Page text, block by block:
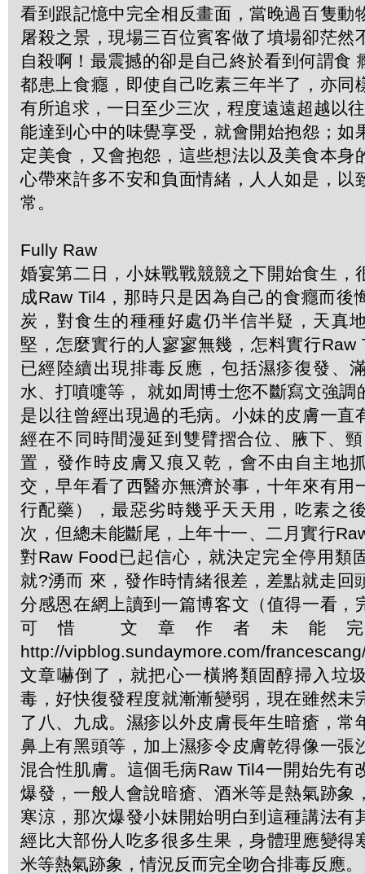
看到跟記憶中完全相反畫面，當晚過百隻動
屠殺之景，現場三百位賓客做了墳場卻茫然
自殺啊！最震撼的卻是自己終於看到何謂食
都患上食癮，即使自己吃素三年半了，亦同
有所追求，一日至少三次，程度遠遠超越以
能達到心中的味覺享受，就會開始抱怨；如
定美食，又會抱怨，這些想法以及美食本身
心帶來許多不安和負面情緒，人人如是，以
常。
Fully Raw
婚宴第二日，小妹戰戰競競之下開始食生，
成Raw Til4，那時只是因為自己的食癮而後
炭，對食生的種種好處仍半信半疑，天真
堅，怎麼實行的人寥寥無幾，怎料實行Raw
已經陸續出現排毒反應，包括濕疹復發、
水、打噴嚏等， 就如周博士您不斷寫文強調
是以往曾經出現過的毛病。小妹的皮膚一直
經在不同時間漫延到雙臂摺合位、腋下、
置，發作時皮膚又痕又乾，會不由自主地
交，早年看了西醫亦無濟於事，十年來有用
行配藥），最惡劣時幾乎天天用，吃素之
次，但總未能斷尾，上年十一、二月實行
對Raw Food已起信心，就決定完全停用類
就?湧而 來，發作時情緒很差，差點就走回
分感恩在網上讀到一篇博客文（值得一看，
可惜 文章作者未能
http://vipblog.sundaymore.com/
文章嚇倒了，就把心一橫將類固醇掃入垃
毒，好快復發程度就漸漸變弱，現在雖然未
了八、九成。濕疹以外皮膚長年生暗瘡，常
鼻上有黑頭等，加上濕疹令皮膚乾得像一張
混合性肌膚。這個毛病Raw Til4一開始先有
爆發，一般人會說暗瘡、酒米等是熱氣跡象
寒涼，那次爆發小妹開始明白到這種講法有
經比大部份人吃多很多生果，身體理應變得
米等熱氣跡象，情況反而完全吻合排毒反應。